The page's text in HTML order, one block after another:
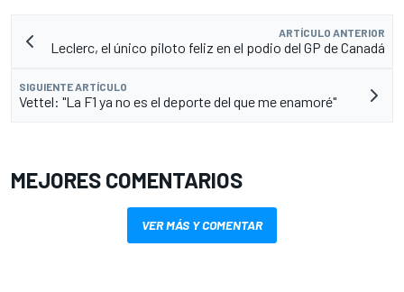
ARTÍCULO ANTERIOR
Leclerc, el único piloto feliz en el podio del GP de Canadá
SIGUIENTE ARTÍCULO
Vettel: "La F1 ya no es el deporte del que me enamoré"
MEJORES COMENTARIOS
VER MÁS Y COMENTAR